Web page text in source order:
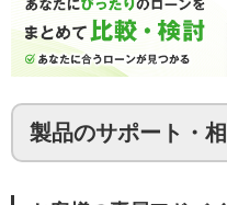
製品のサポート・